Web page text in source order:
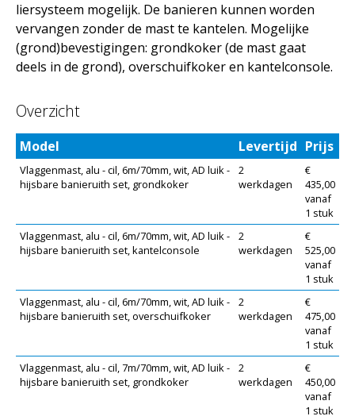
liersysteem mogelijk. De banieren kunnen worden
vervangen zonder de mast te kantelen. Mogelijke
(grond)bevestigingen: grondkoker (de mast gaat
deels in de grond), overschuifkoker en kantelconsole.
Overzicht
Model Levertijd Prijs
Vlaggenmast, alu - cil, 6m/70mm, wit, AD luik -
hijsbare banieruith set, grondkoker
2
werkdagen
€
435,00
vanaf
1 stuk
Vlaggenmast, alu - cil, 6m/70mm, wit, AD luik -
hijsbare banieruith set, kantelconsole
2
werkdagen
€
525,00
vanaf
1 stuk
Vlaggenmast, alu - cil, 6m/70mm, wit, AD luik -
hijsbare banieruith set, overschuifkoker
2
werkdagen
€
475,00
vanaf
1 stuk
Vlaggenmast, alu - cil, 7m/70mm, wit, AD luik -
hijsbare banieruith set, grondkoker
2
werkdagen
€
450,00
vanaf
1 stuk